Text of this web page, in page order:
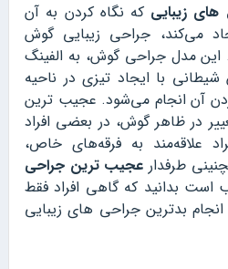
زیبایی که نگاه کردن به آن
می‌کند، جراحی زیبایی گوش
مدل جراحی گوش، به الفینگ
با ایجاد تیزی در ناحیه
آن انجام می‌شود. عجیب ترین
در ظاهر گوش، در بعضی افراد
علاقه‌مند به فرقه‌های خاص،
طرفدار عجیب ترین جراحی
بدانید که گاهی افراد فقط
بدترین جراحی های زیبایی